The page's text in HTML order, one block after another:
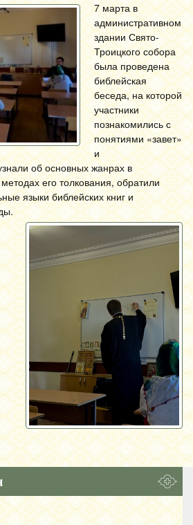
7 марта в
административном
здании Свято-
Троицкого собора
была проведена
библейская
беседа, на которой
участники
познакомились с
понятиями «завет»
и
об основных жанрах в
его толкования, обратили
языки библейских книг и